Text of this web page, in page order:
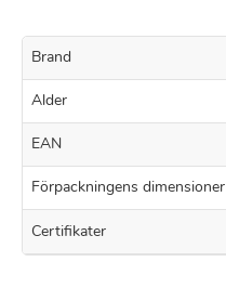
Brand
Alder
EAN
Förpackningens dimensioner
Certifikater